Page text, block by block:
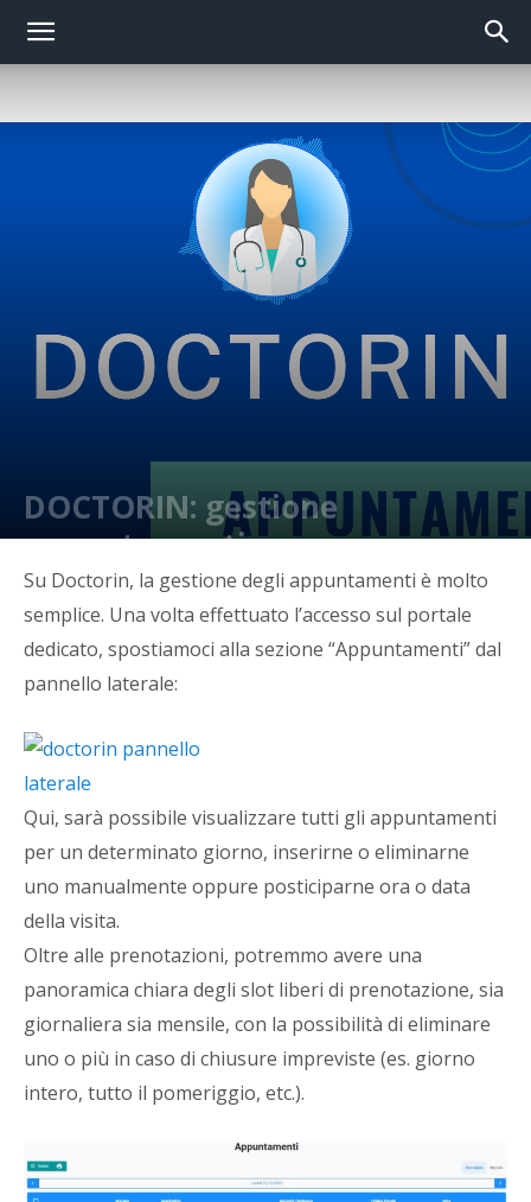
DOCTORIN: gestione
appuntamenti
Di Alban Hasani - 13 Dicembre 2022
Su Doctorin, la gestione degli appuntamenti è molto
semplice. Una volta effettuato l’accesso sul portale
dedicato, spostiamoci alla sezione “Appuntamenti” dal
pannello laterale:
Qui, sarà possibile visualizzare tutti gli appuntamenti
per un determinato giorno, inserirne o eliminarne
uno manualmente oppure posticiparne ora o data
della visita.
Oltre alle prenotazioni, potremmo avere una
panoramica chiara degli slot liberi di prenotazione, sia
giornaliera sia mensile, con la possibilità di eliminare
uno o più in caso di chiusure impreviste (es. giorno
intero, tutto il pomeriggio, etc.).